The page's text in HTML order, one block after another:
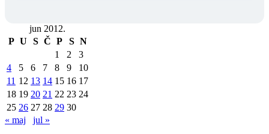
jun 2012.
P U S Č P S N
1
2
3
4
5 6 7 8 9
10
11 12 13 14 15 16 17
18 19 20 21 22 23 24
25 26 27 28 29 30
« maj
jul »